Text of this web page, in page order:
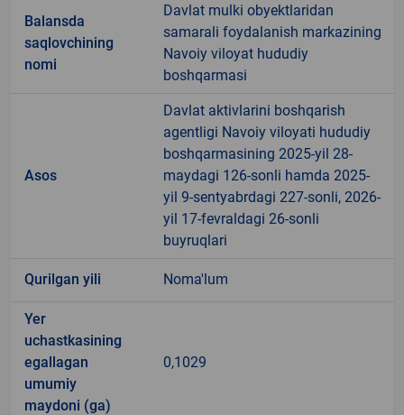
Balansda
saqlovchining
nomi
Davlat mulki obyektlaridan
samarali foydalanish markazining
Navoiy viloyat hududiy
boshqarmasi
Asos
Davlat aktivlarini boshqarish
agentligi Navoiy viloyati hududiy
boshqarmasining 2025-yil 28-
maydagi 126-sonli hamda 2025-
yil 9-sentyabrdagi 227-sonli, 2026-
yil 17-fevraldagi 26-sonli
buyruqlari
Qurilgan yili Noma'lum
Yer
uchastkasining
egallagan
umumiy
maydoni (ga)
0,1029